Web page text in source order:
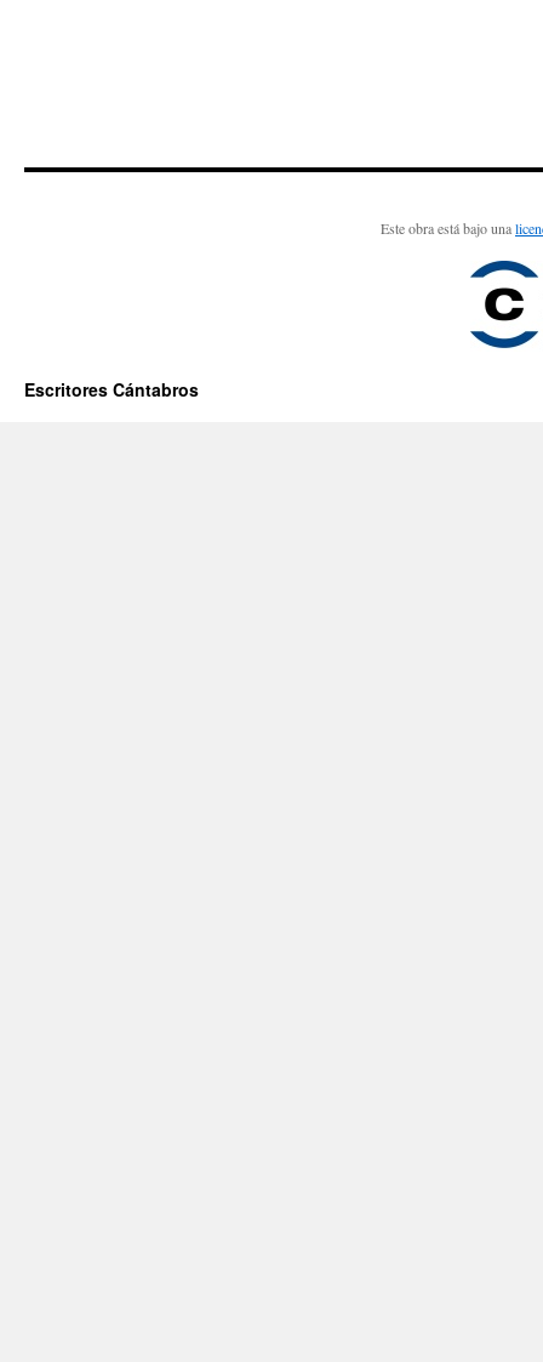
Este obra está bajo una
Escritores Cántabros